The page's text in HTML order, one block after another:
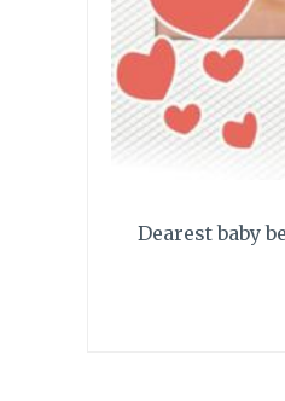
Dearest baby